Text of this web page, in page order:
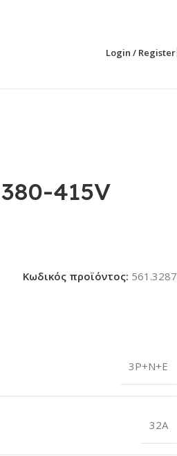
Login / Register
380-415V
Κωδικός προϊόντος: 561.3287
3P+N+E
32A